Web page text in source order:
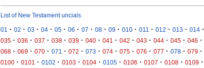
List of New Testament uncials
01 · 02 · 03 · 04 · 05 · 06 · 07 · 08 · 09 · 010 · 011 · 012 · 013 · 014 ·
035 · 036 · 037 · 038 · 039 · 040 · 041 · 042 · 043 · 044 · 045 · 046 ·
068 · 069 · 070 · 071 · 072 · 073 · 074 · 075 · 076 · 077 · 078 · 079 ·
0100 · 0101 · 0102 · 0103 · 0104 · 0105 · 0106 · 0107 · 0108 · 0109 ·